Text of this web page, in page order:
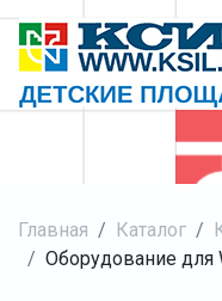
Главная Каталог
Оборудование для